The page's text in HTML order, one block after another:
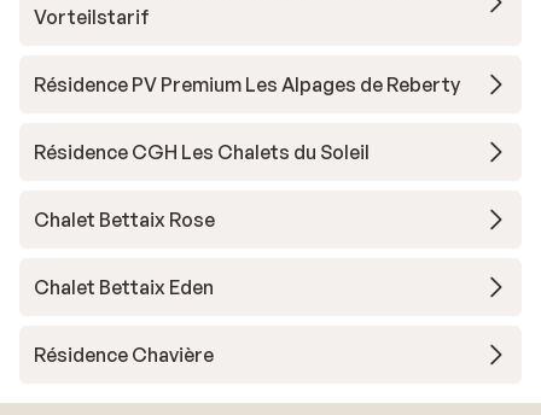
Vorteilstarif
Résidence PV Premium Les Alpages de Reberty
Résidence CGH Les Chalets du Soleil
Chalet Bettaix Rose
Chalet Bettaix Eden
Résidence Chavière